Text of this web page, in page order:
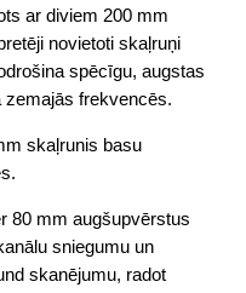
ar diviem 200 mm
novietoti skaļruņi
spēcīgu, augstas
zemajās frekvencēs.
skaļrunis basu
mm augšupvērstus
sniegumu un
skanējumu, radot